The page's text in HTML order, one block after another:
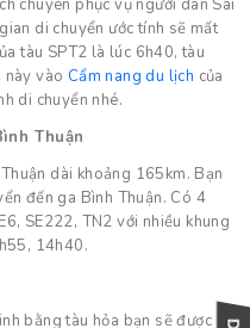
di chuyển ước tính sẽ mất
tàu SPT2 là lúc 6h40, tàu
vào Cẩm nang du lịch của
di chuyển nhé.
Thuận
dài khoảng 165km. Bạn
đến ga Bình Thuận. Có 4
SE222, TN2 với nhiều khung
14h40.
bằng tàu hỏa bạn sẽ được